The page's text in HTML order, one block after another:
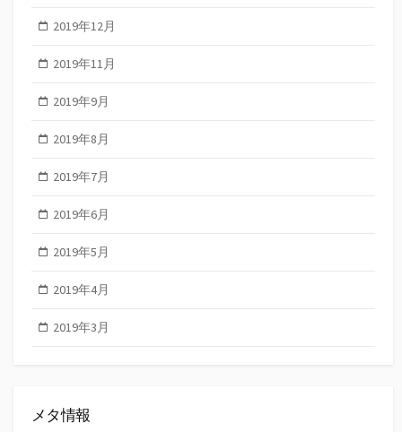
2019年12月
2019年11月
2019年9月
2019年8月
2019年7月
2019年6月
2019年5月
2019年4月
2019年3月
メタ情報